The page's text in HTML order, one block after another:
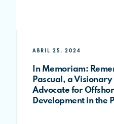
ABRIL 25, 2024
In Memoriam:
Pascual, a
Advocate for
Development in the